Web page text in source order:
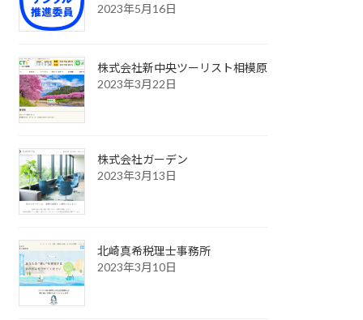
2023年5月16日
株式会社新中央ツーリスト相模原
2023年3月22日
株式会社ガーデン
2023年3月13日
北崎真希税理士事務所
2023年3月10日